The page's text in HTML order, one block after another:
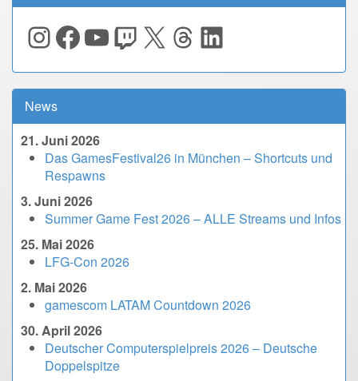
Instagram
Facebook
YouTube
Twitch
X Threads
LinkedIn
News
21. Juni 2026
Das GamesFestival26 in München – Shortcuts und
Respawns
3. Juni 2026
Summer Game Fest 2026 – ALLE Streams und Infos
25. Mai 2026
LFG-Con 2026
2. Mai 2026
gamescom LATAM Countdown 2026
30. April 2026
Deutscher Computerspielpreis 2026 – Deutsche
Doppelspitze